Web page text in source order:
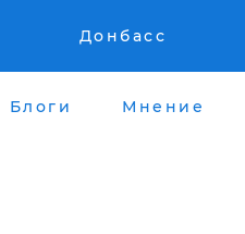
Донбасс
Блоги Мнение